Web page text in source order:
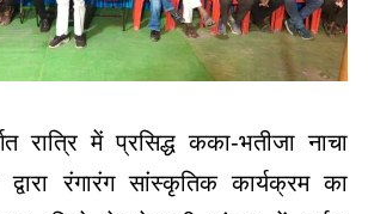
रात्रि में प्रसिद्ध कका-भतीजा नाचा
द्वारा रंगारंग सांस्कृतिक कार्यक्रम का